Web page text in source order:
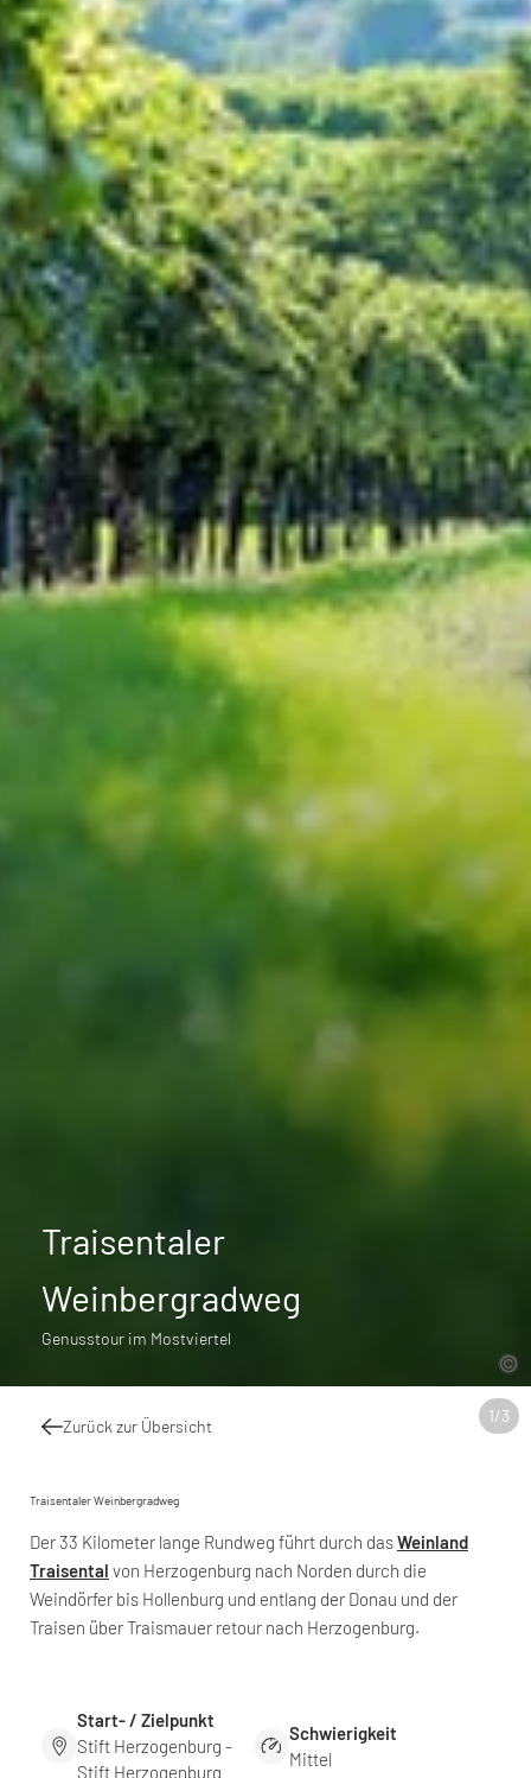
1/3
Traisentaler
Weinbergradweg
Genusstour im Mostviertel
Zurück zur Übersicht
Traisentaler Weinbergradweg
Der 33 Kilometer lange Rundweg führt durch dasWeinland
Traisental von Herzogenburg nach Norden durch die
Weindörfer bis Hollenburg und entlang der Donau und der
Traisen über Traismauer retour nach Herzogenburg.
Start- / Zielpunkt
Stift Herzogenburg -
Stift Herzogenburg
Schwierigkeit
Mittel